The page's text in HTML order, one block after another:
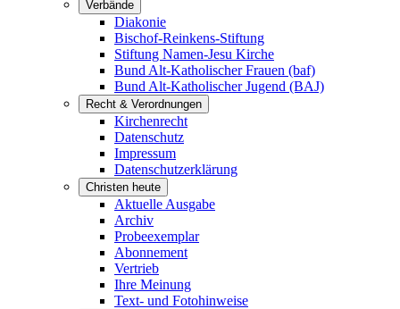
Verbände
Diakonie
Bischof-Reinkens-Stiftung
Stiftung Namen-Jesu Kirche
Bund Alt-Katholischer Frauen (baf)
Bund Alt-Katholischer Jugend (BAJ)
Recht & Verordnungen
Kirchenrecht
Datenschutz
Impressum
Datenschutzerklärung
Christen heute
Aktuelle Ausgabe
Archiv
Probeexemplar
Abonnement
Vertrieb
Ihre Meinung
Text- und Fotohinweise